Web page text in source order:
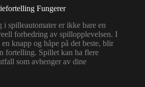
Fungerer
spilleautomater er ikke bare en
forbedring av spillopplevelsen. I
knapp og håpe på det beste, blir
fortelling. Spillet kan ha flere
som avhenger av dine